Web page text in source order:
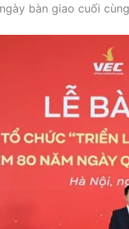
bàn giao cuối